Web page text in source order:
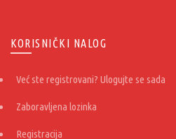
KORISNIČKI NALOG
Već ste registrovani? Ulogujte se sada
Zaboravljena lozinka
Registracija